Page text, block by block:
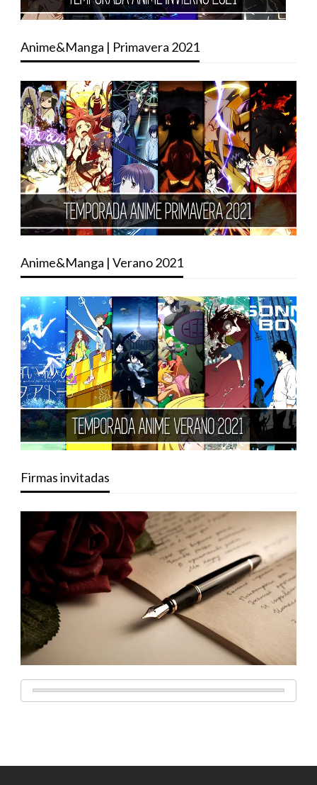
Anime&Manga | Primavera 2021
Anime&Manga | Verano 2021
Firmas invitadas